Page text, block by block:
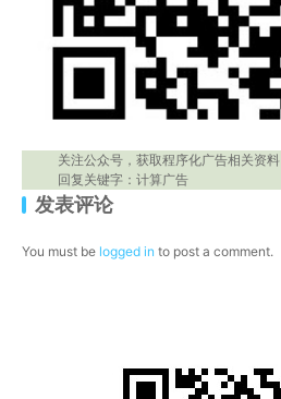
关注公众号，获取程序化广告相关资料
回复关键字：计算广告
发表评论
You must be logged in to post a comment.